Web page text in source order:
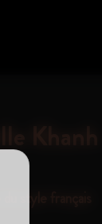
Khanh